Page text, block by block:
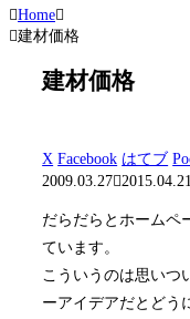
Home
建材価格
建材価格
X Facebook はてブ
2009.03.27 2015.04.21
だらだらとホームペ
ています。
こういうのは思いつ
ーアイデアだとどう